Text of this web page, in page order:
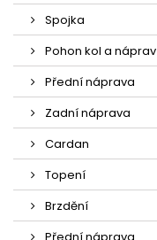
Spojka
Pohon kol a náprav
Přední náprava
Zadní náprava
Cardan
Topení
Brzdění